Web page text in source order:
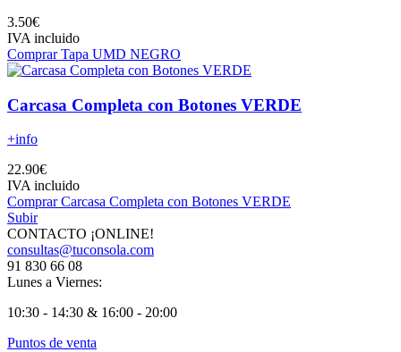
3.50€
IVA incluido
Comprar Tapa UMD NEGRO
Carcasa Completa con Botones VERDE
+info
22.90€
IVA incluido
Comprar Carcasa Completa con Botones VERDE
Subir
CONTACTO ¡ONLINE!
consultas@tuconsola.com
91 830 66 08
Lunes a Viernes:
10:30 - 14:30 & 16:00 - 20:00
Puntos de venta